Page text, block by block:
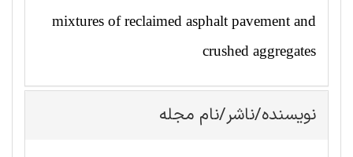
mixtures of reclaimed asphalt pavement and
crushed aggregates
نویسنده/ناشر/نام مجله